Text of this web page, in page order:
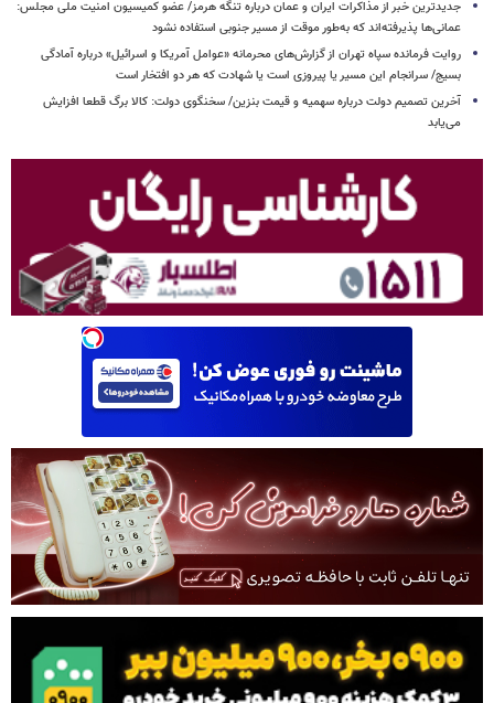
جدیدترین خبر از مذاکرات ایران و عمان درباره تنگه هرمز/ عضو کمیسیون امنیت ملی مجلس:
عمانی‌ها پذیرفته‌اند که به‌طور موقت از مسیر جنوبی استفاده نشود
روایت فرمانده سپاه تهران از گزارش‌های محرمانه «عوامل آمریکا و اسرائیل» درباره آمادگی
بسیج/ سرانجام این مسیر یا پیروزی است یا شهادت که هر دو افتخار است
آخرین تصمیم دولت درباره سهمیه و قیمت بنزین/ سخنگوی دولت: کالا برگ قطعا افزایش
می‌یابد